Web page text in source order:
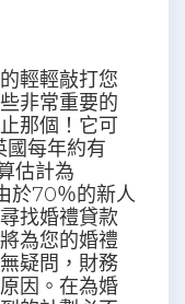
輕輕敲打您
非常重要的
那個！它可
國每年約有
估計為
於70％的新人
找婚禮貸款
為您的婚禮
疑問，財務
因。在為婚